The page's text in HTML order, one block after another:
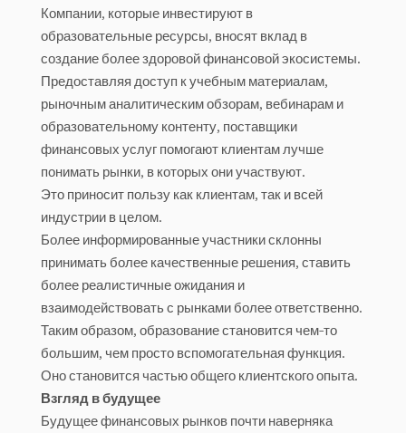
Компании, которые инвестируют в
образовательные ресурсы, вносят вклад в
создание более здоровой финансовой экосистемы.
Предоставляя доступ к учебным материалам,
рыночным аналитическим обзорам, вебинарам и
образовательному контенту, поставщики
финансовых услуг помогают клиентам лучше
понимать рынки, в которых они участвуют.
Это приносит пользу как клиентам, так и всей
индустрии в целом.
Более информированные участники склонны
принимать более качественные решения, ставить
более реалистичные ожидания и
взаимодействовать с рынками более ответственно.
Таким образом, образование становится чем-то
большим, чем просто вспомогательная функция.
Оно становится частью общего клиентского опыта.
Взгляд в будущее
Будущее финансовых рынков почти наверняка